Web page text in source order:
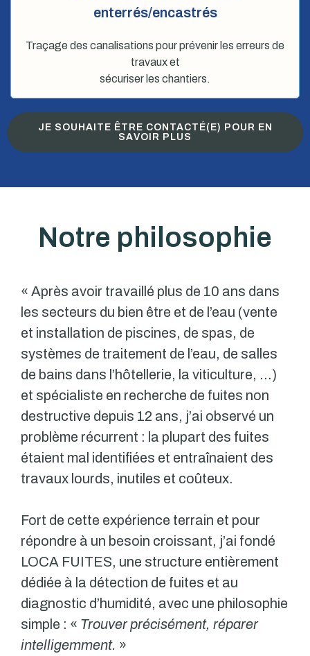
enterrés/encastrés
Traçage des canalisations pour prévenir les erreurs de
travaux et
sécuriser les chantiers.
JE SOUHAITE ÊTRE CONTACTÉ(E) POUR EN
SAVOIR PLUS
Notre philosophie
« Après avoir travaillé plus de 10 ans dans
les secteurs du bien être et de l’eau (vente
et installation de piscines, de spas, de
systèmes de traitement de l’eau, de salles
de bains dans l’hôtellerie, la viticulture, …)
et spécialiste en recherche de fuites non
destructive depuis 12 ans, j’ai observé un
problème récurrent : la plupart des fuites
étaient mal identifiées et entraînaient des
travaux lourds, inutiles et coûteux.
Fort de cette expérience terrain et pour
répondre à un besoin croissant, j’ai fondé
LOCA FUITES, une structure entièrement
dédiée à la détection de fuites et au
diagnostic d’humidité, avec une philosophie
simple : « Trouver précisément, réparer
intelligemment. »